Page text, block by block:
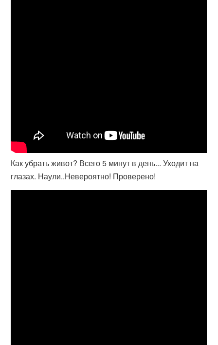
Как убрать живот? Всего 5 минут в день... Уходит на
глазах. Наули..Невероятно! Проверено!